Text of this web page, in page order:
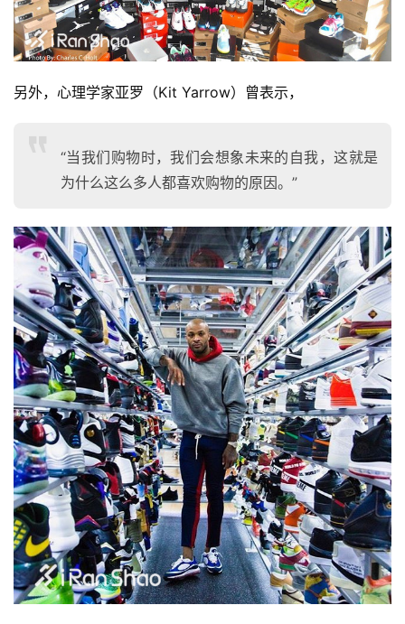
比
赛
观
察
装
备
训
练
另外，心理学家亚罗（Kit Yarrow）曾表示，
“当我们购物时，我们会想象未来的自我，这就是
为什么这么多人都喜欢购物的原因。”